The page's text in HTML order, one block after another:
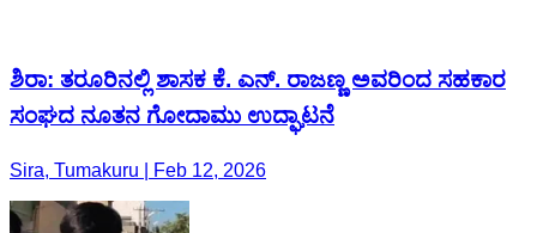
ಶಿರಾ: ತರೂರಿನಲ್ಲಿ ಶಾಸಕ ಕೆ. ಎನ್. ರಾಜಣ್ಣ ಅವರಿಂದ ಸಹಕಾರ
ಸಂಘದ ನೂತನ ಗೋದಾಮು ಉದ್ಘಾಟನೆ
Sira, Tumakuru | Feb 12, 2026